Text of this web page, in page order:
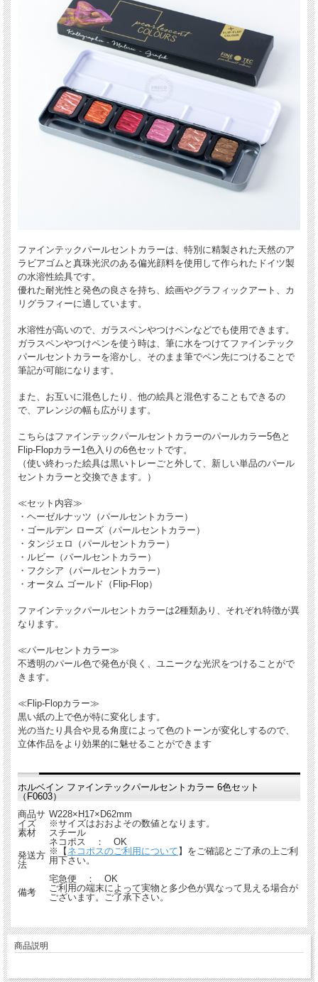
ファインテックパールセントカラーは、特別に精製された天然のア
ラビアゴムと真珠光沢のある偏光顔料を使用して作られたドイツ製
の水溶性絵具です。
優れた耐光性と発色の良さを持ち、絵画やグラフィックアート、カ
リグラフィーに適しています。
水溶性が高いので、ガラスペンやつけペンなどでも使用できます。
ガラスペンやつけペンを使う時は、筆に水をつけてファインテック
パールセントカラーを溶かし、そのまま筆でペン先につけることで
筆記が可能になります。
また、お互いに混色したり、他の絵具と混色することもできるの
で、アレンジの幅も広がります。
こちらはファインテックパールセントカラーのパールカラー5色と
Flip-Flopカラー1色入りの6色セットです。
（使い終わった絵具は黒いトレーごと外して、新しい単品のパール
セントカラーと交換できます。）
≪セット内容≫
・ヘーゼルナッツ（パールセントカラー）
・ゴールデン ローズ（パールセントカラー）
・タンジェロ（パールセントカラー）
・ルビー（パールセントカラー）
・フクシア（パールセントカラー）
・オータム ゴールド（Flip-Flop）
ファインテックパールセントカラーは2種類あり、それぞれ特徴が異
なります。
≪パールセントカラー≫
不透明のパール色で発色が良く、ユニークな光沢をつけることがで
きます。
≪Flip-Flopカラー≫
黒い紙の上で色が特に変化します。
光の当たり具合や見る角度によって色のトーンが変化しするので、
立体作品をより効果的に魅せることができます
ホルベイン ファインテックパールセントカラー 6色セット
（F0603）
商品サ
イズ
W228×H17×D62mm
※サイズはおおよその数値となります。
素材
スチール
発送方
法
ネコポス ： OK
※【 ネコポスのご利用について 】をご確認とご了承の上ご利
用下さい。
宅急便 ： OK
備考
ご利用の端末によって実物と多少色が異なって見える場合が
ございます。ご了承下さい。
商品説明